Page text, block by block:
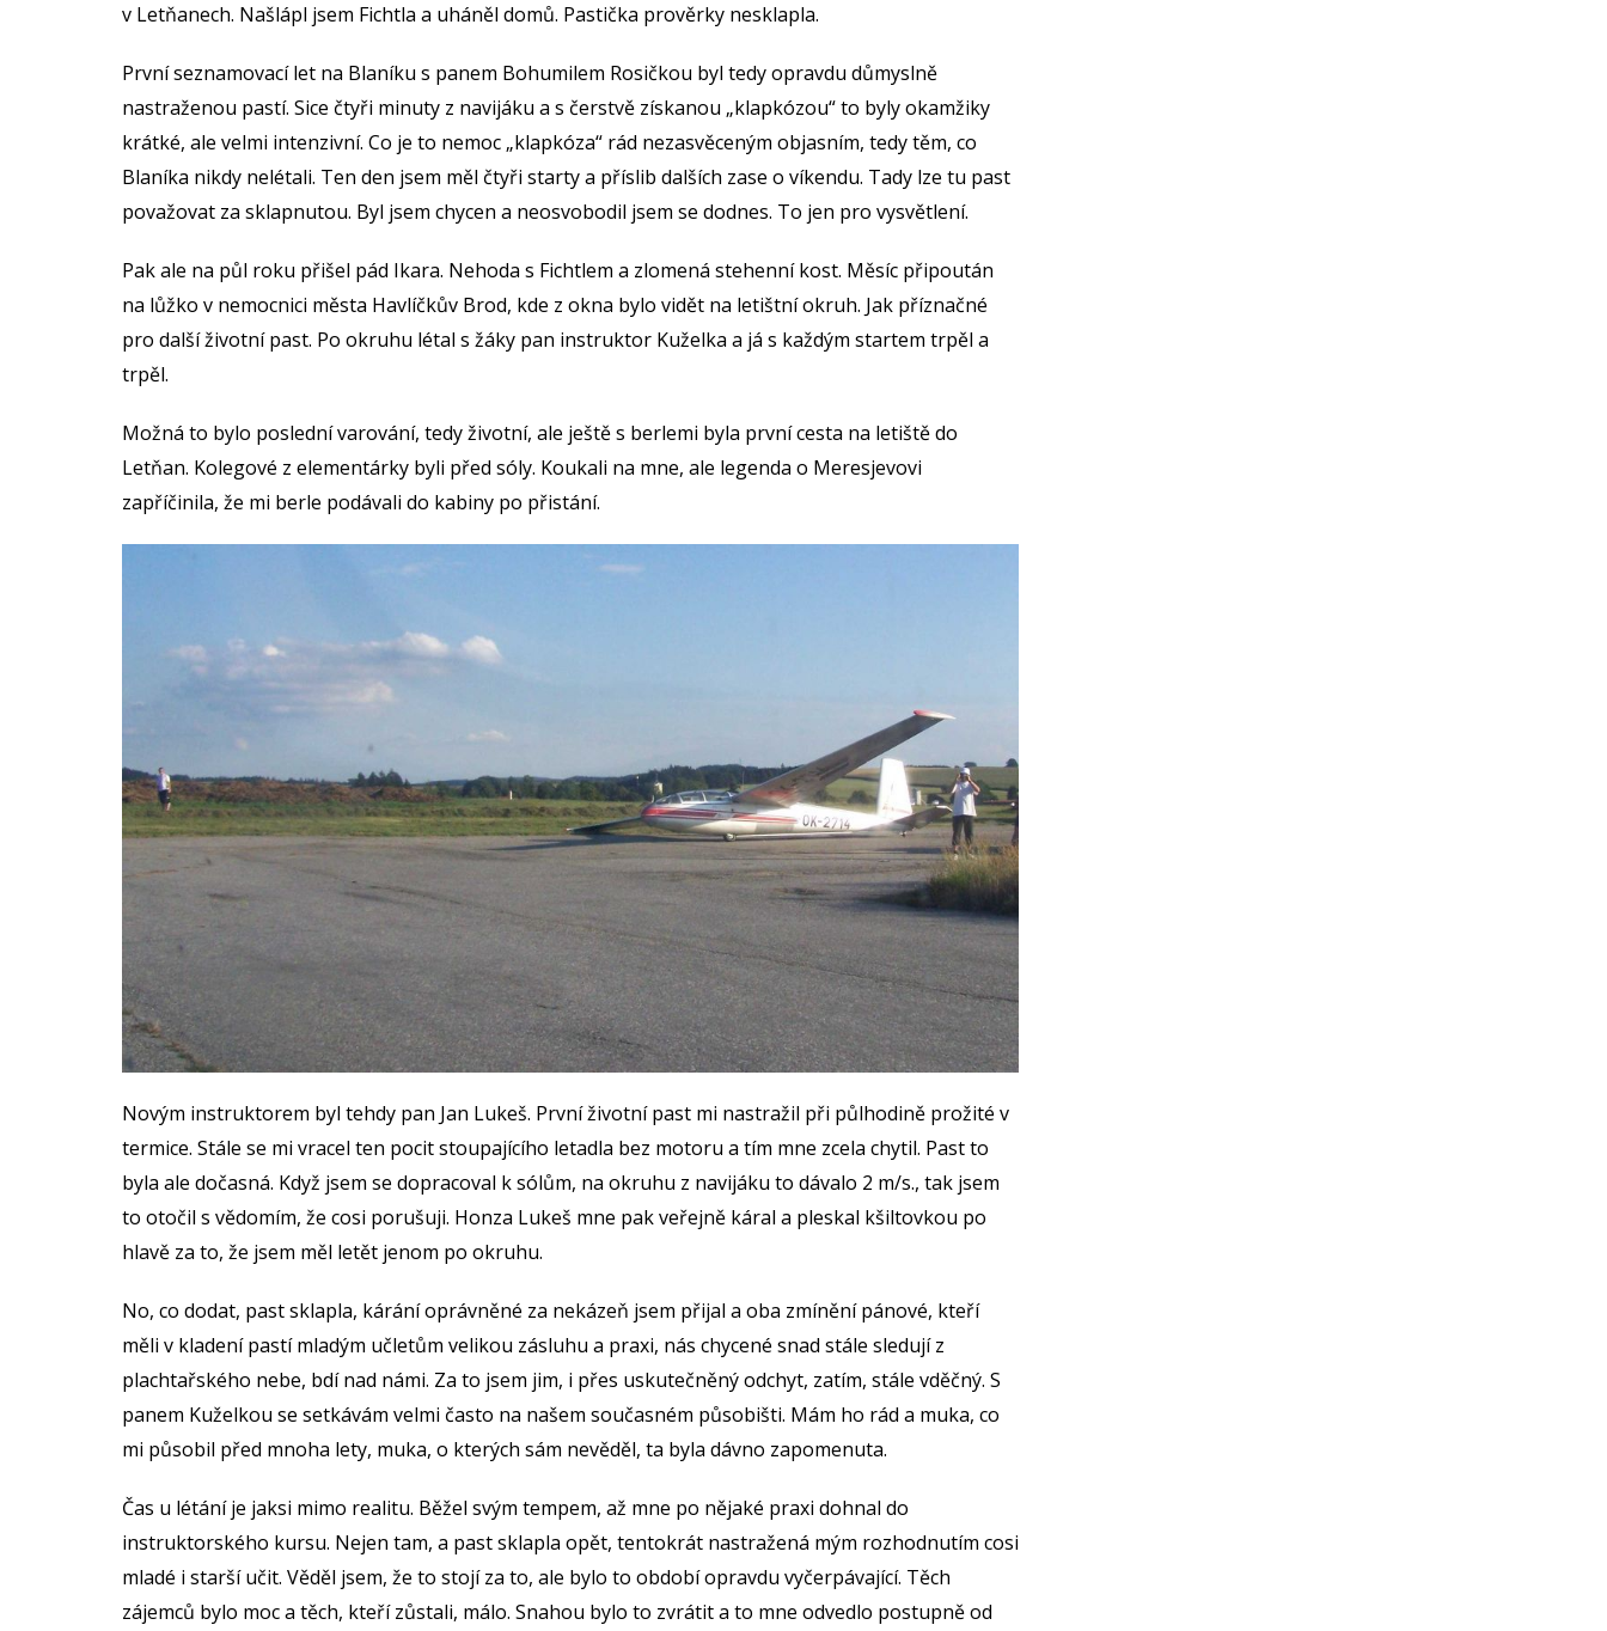
v Letňanech. Našlápl jsem Fichtla a uháněl domů. Pastička prověrky nesklapla.
První seznamovací let na Blaníku s panem Bohumilem Rosičkou byl tedy opravdu důmyslně
nastraženou pastí. Sice čtyři minuty z navijáku a s čerstvě získanou „klapkózou“ to byly okamžiky
krátké, ale velmi intenzivní. Co je to nemoc „klapkóza“ rád nezasvěceným objasním, tedy těm, co
Blaníka nikdy nelétali. Ten den jsem měl čtyři starty a příslib dalších zase o víkendu. Tady lze tu past
považovat za sklapnutou. Byl jsem chycen a neosvobodil jsem se dodnes. To jen pro vysvětlení.
Pak ale na půl roku přišel pád Ikara. Nehoda s Fichtlem a zlomená stehenní kost. Měsíc připoután
na lůžko v nemocnici města Havlíčkův Brod, kde z okna bylo vidět na letištní okruh. Jak příznačné
pro další životní past. Po okruhu létal s žáky pan instruktor Kuželka a já s každým startem trpěl a
trpěl.
Možná to bylo poslední varování, tedy životní, ale ještě s berlemi byla první cesta na letiště do
Letňan. Kolegové z elementárky byli před sóly. Koukali na mne, ale legenda o Meresjevovi
zapříčinila, že mi berle podávali do kabiny po přistání.
Novým instruktorem byl tehdy pan Jan Lukeš. První životní past mi nastražil při půlhodině prožité v
termice. Stále se mi vracel ten pocit stoupajícího letadla bez motoru a tím mne zcela chytil. Past to
byla ale dočasná. Když jsem se dopracoval k sólům, na okruhu z navijáku to dávalo 2 m/s., tak jsem
to otočil s vědomím, že cosi porušuji. Honza Lukeš mne pak veřejně káral a pleskal kšiltovkou po
hlavě za to, že jsem měl letět jenom po okruhu.
No, co dodat, past sklapla, kárání oprávněné za nekázeň jsem přijal a oba zmínění pánové, kteří
měli v kladení pastí mladým učletům velikou zásluhu a praxi, nás chycené snad stále sledují z
plachtařského nebe, bdí nad námi. Za to jsem jim, i přes uskutečněný odchyt, zatím, stále vděčný. S
panem Kuželkou se setkávám velmi často na našem současném působišti. Mám ho rád a muka, co
mi působil před mnoha lety, muka, o kterých sám nevěděl, ta byla dávno zapomenuta.
Čas u létání je jaksi mimo realitu. Běžel svým tempem, až mne po nějaké praxi dohnal do
instruktorského kursu. Nejen tam, a past sklapla opět, tentokrát nastražená mým rozhodnutím cosi
mladé i starší učit. Věděl jsem, že to stojí za to, ale bylo to období opravdu vyčerpávající. Těch
zájemců bylo moc a těch, kteří zůstali, málo. Snahou bylo to zvrátit a to mne odvedlo postupně od